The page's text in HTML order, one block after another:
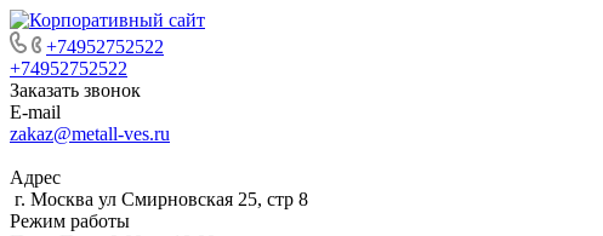
+74952752522
+74952752522
Заказать звонок
E-mail
zakaz@metall-ves.ru
Адрес
г. Москва ул Смирновская 25, стр 8
Режим работы